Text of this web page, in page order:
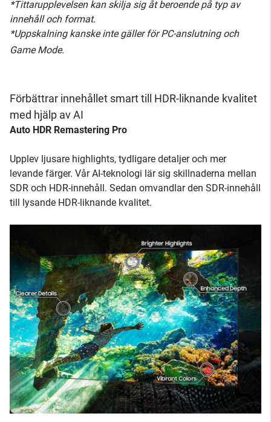
*Tittarupplevelsen kan skilja sig åt beroende på typ av
innehåll och format.
*Uppskalning kanske inte gäller för PC-anslutning och
Game Mode.
Förbättrar innehållet smart till HDR-liknande kvalitet
med hjälp av AI
Auto HDR Remastering Pro
Upplev ljusare highlights, tydligare detaljer och mer
levande färger. Vår AI-teknologi lär sig skillnaderna mellan
SDR och HDR-innehåll. Sedan omvandlar den SDR-innehåll
till lysande HDR-liknande kvalitet.